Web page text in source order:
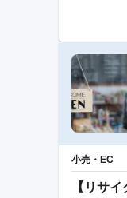
小売・EC
【リサ